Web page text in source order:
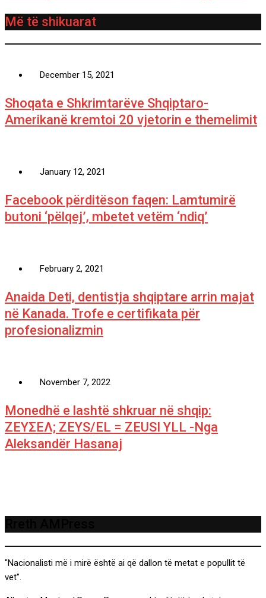
Më të shikuarat
December 15, 2021
Shoqata e Shkrimtarëve Shqiptaro-
Amerikanë kremtoi 20 vjetorin e themelimit
January 12, 2021
Facebook përditëson faqen: Lamtumirë
butoni ‘pëlqej’, mbetet vetëm ‘ndiq’
February 2, 2021
Anaida Deti, dentistja shqiptare arrin majat
në Kanada. Trofe e certifikata për
profesionalizmin
November 7, 2022
Monedhë e lashtë shkruar në shqip:
ΖΕΥΣΕΛ; ZEYS/EL = ZEUSI YLL -Nga
Aleksandër Hasanaj
"Nacionalisti më i mirë është ai që dallon të metat e popullit të
vet".